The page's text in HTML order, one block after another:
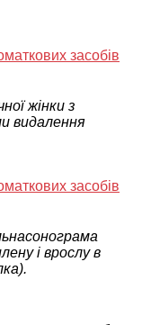
жінки з
видалення
і врослу в